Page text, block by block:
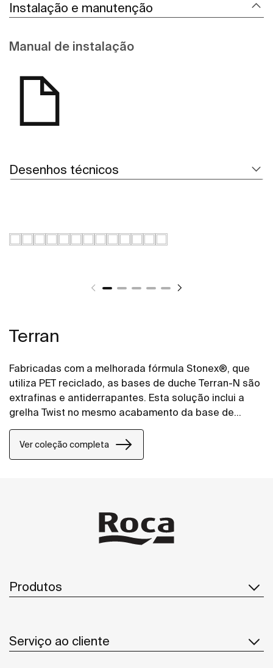
Instalação e manutenção
Manual de instalação
Desenhos técnicos
Terran
Fabricadas com a melhorada fórmula Stonex®, que
utiliza PET reciclado, as bases de duche Terran-N são
extrafinas e antiderrapantes. Esta solução inclui a
grelha Twist no mesmo acabamento da base de
duche, mas o design pode ser alterado adicionando
uma grelha Mosaico ou Tijolo.
Ver coleção completa
Produtos
Serviço ao cliente